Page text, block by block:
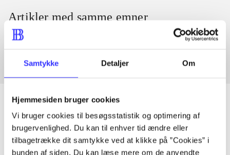
Samtykke Detaljer Om
Hjemmesiden bruger cookies
Vi bruger cookies til besøgsstatistik og optimering af
brugervenlighed. Du kan til enhver tid ændre eller
tilbagetrække dit samtykke ved at klikke på ”Cookies” i
bunden af siden. Du kan læse mere om de anvendte
Artikler med samme emner
Fra
Artikler
Alle registrerede artikler fordelt på udgivelser